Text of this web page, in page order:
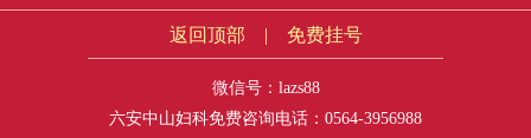
返回顶部 | 免费挂号
微信号：lazs88
六安中山妇科免费咨询电话： 0564-3956988